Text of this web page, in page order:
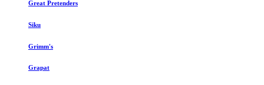
Great Pretenders
Siku
Grimm's
Grapat